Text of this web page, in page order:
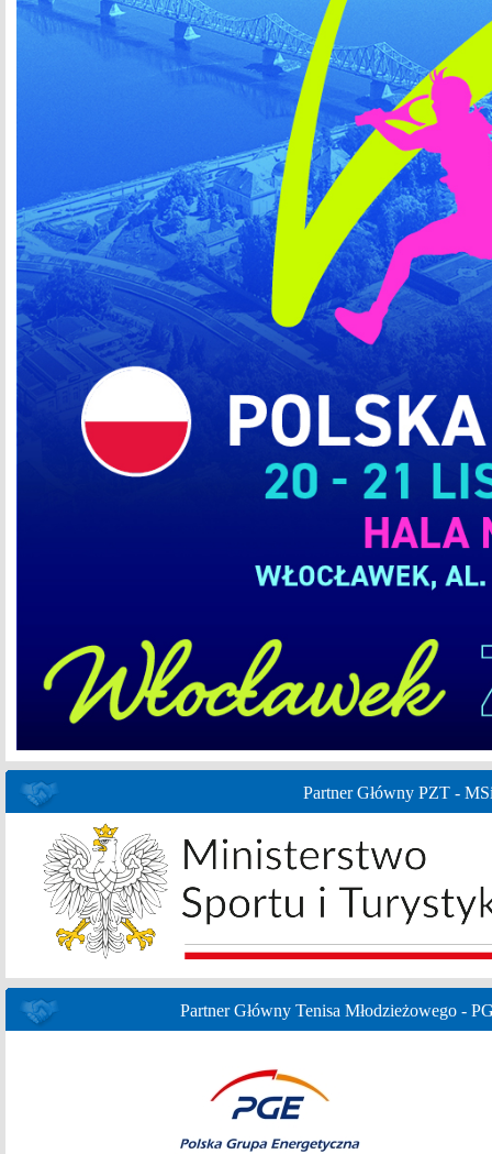
Partner Główny PZT -
Partner Główny Tenisa Młodzieżowego -